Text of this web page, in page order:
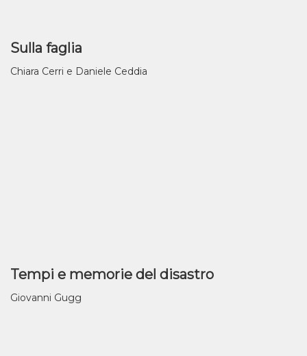
Sulla faglia
Chiara Cerri e Daniele Ceddia
Tempi e memorie del disastro
Giovanni Gugg